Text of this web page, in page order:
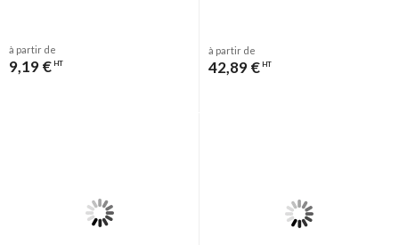
à partir de
9,19 € HT
à partir de
42,89 € HT